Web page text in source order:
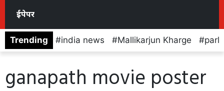
ईपेपर
Trending india news Mallikarjun Kharge
ganapath movie poster